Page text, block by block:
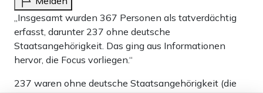
„Insgesamt wurden 367 Personen als tatverdächtig
erfasst, darunter 237 ohne deutsche
Staatsangehörigkeit. Das ging aus Informationen
hervor, die Focus vorliegen.“
237 waren ohne deutsche Staatsangehörigkeit (die